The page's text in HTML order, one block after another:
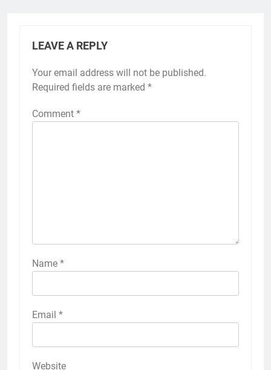
LEAVE A REPLY
Your email address will not be published.
Required fields are marked *
Comment *
Name *
Email *
Website